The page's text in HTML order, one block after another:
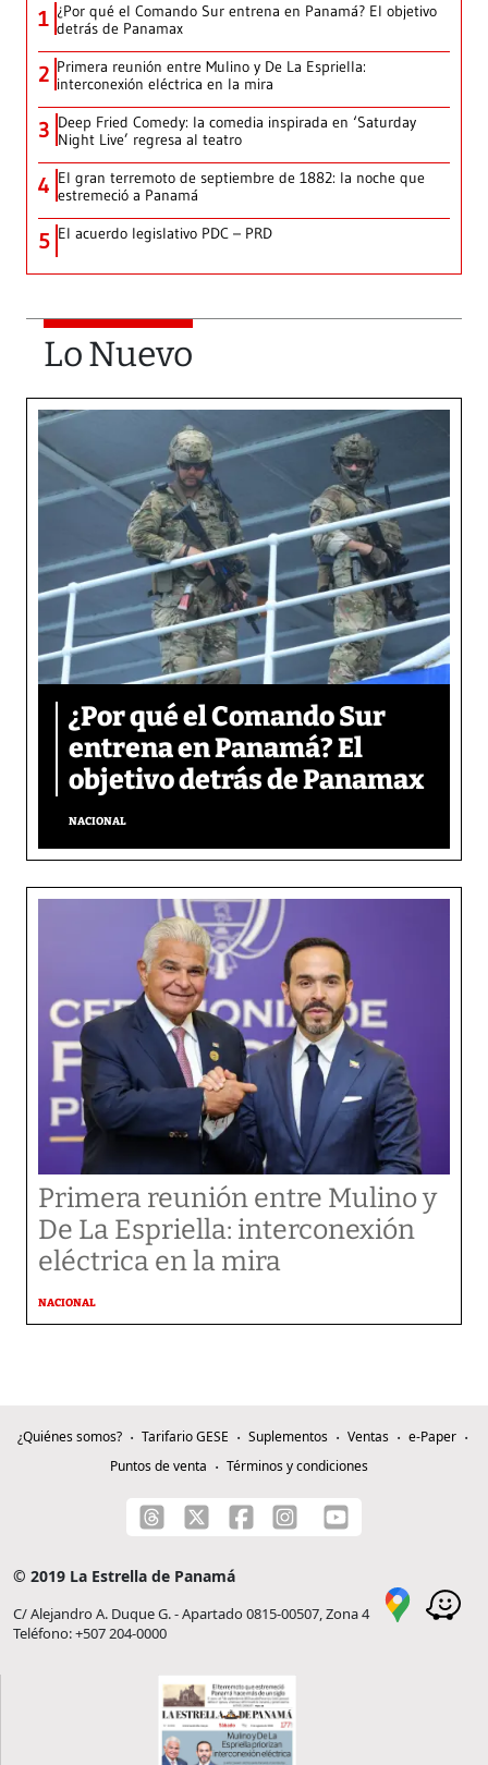
1 ¿Por qué el Comando Sur entrena en Panamá? El objetivo
detrás de Panamax
2 Primera reunión entre Mulino y De La Espriella:
interconexión eléctrica en la mira
3 Deep Fried Comedy: la comedia inspirada en ‘Saturday
Night Live’ regresa al teatro
4 El gran terremoto de septiembre de 1882: la noche que
estremeció a Panamá
5 El acuerdo legislativo PDC – PRD
Lo Nuevo
¿Por qué el Comando Sur
entrena en Panamá? El
objetivo detrás de Panamax
NACIONAL
Primera reunión entre Mulino y
De La Espriella: interconexión
eléctrica en la mira
NACIONAL
¿Quiénes somos? Tarifario GESE Suplementos Ventas
e-Paper
Puntos de venta
Términos y condiciones
© 2019 La Estrella de Panamá
C/ Alejandro A. Duque G. - Apartado 0815-00507, Zona 4
Teléfono: +507 204-0000